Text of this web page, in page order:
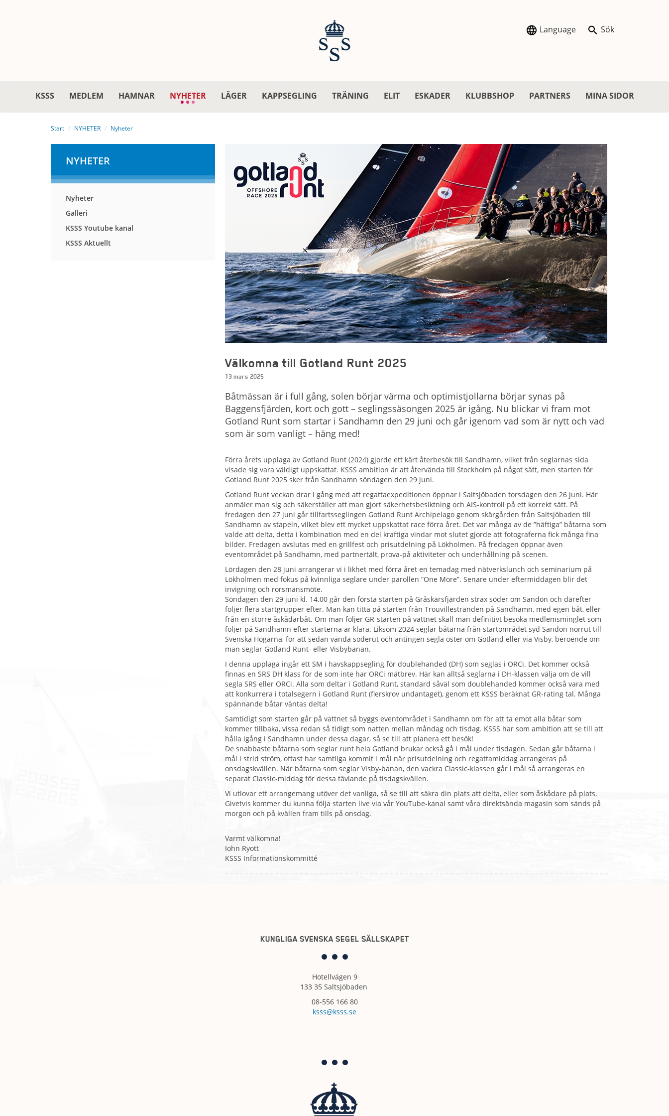
Language Sök
KSSS MEDLEM HAMNAR NYHETER LÄGER KAPPSEGLING TRÄNING ELIT ESKADER KLUBBSHOP PARTNERS MINA SIDOR
Start NYHETER Nyheter
NYHETER
Nyheter
Galleri
KSSS Youtube kanal
KSSS Aktuellt
Välkomna till Gotland Runt 2025
13 mars 2025
Båtmässan är i full gång, solen börjar värma och optimistjollarna börjar synas på
Baggensfjärden, kort och gott – seglingssäsongen 2025 är igång. Nu blickar vi fram mot
Gotland Runt som startar i Sandhamn den 29 juni och går igenom vad som är nytt och vad
som är som vanligt – häng med!
Förra årets upplaga av Gotland Runt (2024) gjorde ett kärt återbesök till Sandhamn, vilket från seglarnas sida
visade sig vara väldigt uppskattat. KSSS ambition är att återvända till Stockholm på något sätt, men starten för
Gotland Runt 2025 sker från Sandhamn söndagen den 29 juni.
Gotland Runt veckan drar i gång med att regattaexpeditionen öppnar i Saltsjöbaden torsdagen den 26 juni. Här
anmäler man sig och säkerställer att man gjort säkerhetsbesiktning och AIS-kontroll på ett korrekt sätt. På
fredagen den 27 juni går tillfartsseglingen Gotland Runt Archipelago genom skärgården från Saltsjöbaden till
Sandhamn av stapeln, vilket blev ett mycket uppskattat race förra året. Det var många av de ”häftiga” båtarna som
valde att delta, detta i kombination med en del kraftiga vindar mot slutet gjorde att fotograferna fick många fina
bilder. Fredagen avslutas med en grillfest och prisutdelning på Lökholmen. På fredagen öppnar även
eventområdet på Sandhamn, med partnertält, prova-på aktiviteter och underhållning på scenen.
Lördagen den 28 juni arrangerar vi i likhet med förra året en temadag med nätverkslunch och seminarium på
Lökholmen med fokus på kvinnliga seglare under parollen ”One More”. Senare under eftermiddagen blir det
invigning och rorsmansmöte.
Söndagen den 29 juni kl. 14.00 går den första starten på Gråskärsfjärden strax söder om Sandön och därefter
följer flera startgrupper efter. Man kan titta på starten från Trouvillestranden på Sandhamn, med egen båt, eller
från en större åskådarbåt. Om man följer GR-starten på vattnet skall man definitivt besöka medlemsminglet som
följer på Sandhamn efter starterna är klara. Liksom 2024 seglar båtarna från startområdet syd Sandön norrut till
Svenska Högarna, för att sedan vända söderut och antingen segla öster om Gotland eller via Visby, beroende om
man seglar Gotland Runt- eller Visbybanan.
I denna upplaga ingår ett SM i havskappsegling för doublehanded (DH) som seglas i ORCi. Det kommer också
finnas en SRS DH klass för de som inte har ORCi mätbrev. Här kan alltså seglarna i DH-klassen välja om de vill
segla SRS eller ORCi. Alla som deltar i Gotland Runt, standard såväl som doublehanded kommer också vara med
att konkurrera i totalsegern i Gotland Runt (flerskrov undantaget), genom ett KSSS beräknat GR-rating tal. Många
spännande båtar väntas delta!
Samtidigt som starten går på vattnet så byggs eventområdet i Sandhamn om för att ta emot alla båtar som
kommer tillbaka, vissa redan så tidigt som natten mellan måndag och tisdag. KSSS har som ambition att se till att
hålla igång i Sandhamn under dessa dagar, så se till att planera ett besök!
De snabbaste båtarna som seglar runt hela Gotland brukar också gå i mål under tisdagen. Sedan går båtarna i
mål i strid ström, oftast har samtliga kommit i mål när prisutdelning och regattamiddag arrangeras på
onsdagskvällen. När båtarna som seglar Visby-banan, den vackra Classic-klassen går i mål så arrangeras en
separat Classic-middag för dessa tävlande på tisdagskvällen.
Vi utlovar ett arrangemang utöver det vanliga, så se till att säkra din plats att delta, eller som åskådare på plats.
Givetvis kommer du kunna följa starten live via vår YouTube-kanal samt våra direktsända magasin som sänds på
morgon och på kvällen fram tills på onsdag.
Varmt välkomna!
Iohn Ryott
KSSS Informationskommitté
KUNGLIGA SVENSKA SEGEL SÄLLSKAPET
Hotellvägen 9
133 35 Saltsjöbaden
08-556 166 80
ksss@ksss.se